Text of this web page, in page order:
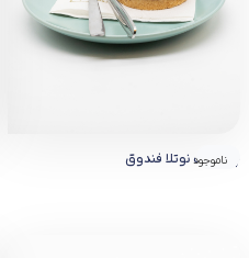
چیز کیک نوتلا فندوق
ناموجود